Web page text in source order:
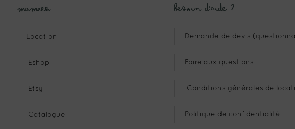
Mameez
Location
Eshop
Etsy
Catalogue
Besoin d’aide ?
Demande de devis
Foire aux questions
Conditions générales de
Politique de confidentialité